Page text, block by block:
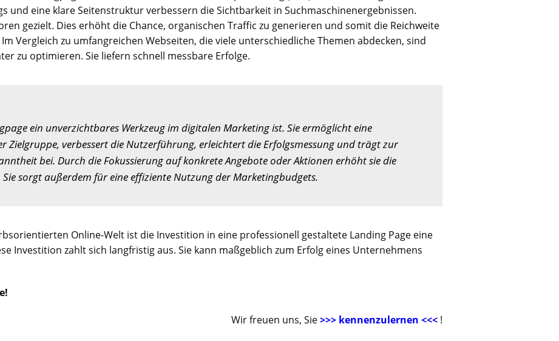
und eine klare Seitenstruktur verbessern die Sichtbarkeit in Suchmaschinenergebnissen.
gezielt. Dies erhöht die Chance, organischen Traffic zu generieren und somit die Reichweite
Vergleich zu umfangreichen Webseiten, die viele unterschiedliche Themen abdecken, sind
zu optimieren. Sie liefern schnell messbare Erfolge.
ein unverzichtbares Werkzeug im digitalen Marketing ist. Sie ermöglicht eine
Zielgruppe, verbessert die Nutzerführung, erleichtert die Erfolgsmessung und trägt zur
bei. Durch die Fokussierung auf konkrete Angebote oder Aktionen erhöht sie die
sorgt außerdem für eine effiziente Nutzung der Marketingbudgets.
Online-Welt ist die Investition in eine professionell gestaltete Landing Page eine
Investition zahlt sich langfristig aus. Sie kann maßgeblich zum Erfolg eines Unternehmens
Wir freuen uns, Sie>>> kennenzulernen <<< !